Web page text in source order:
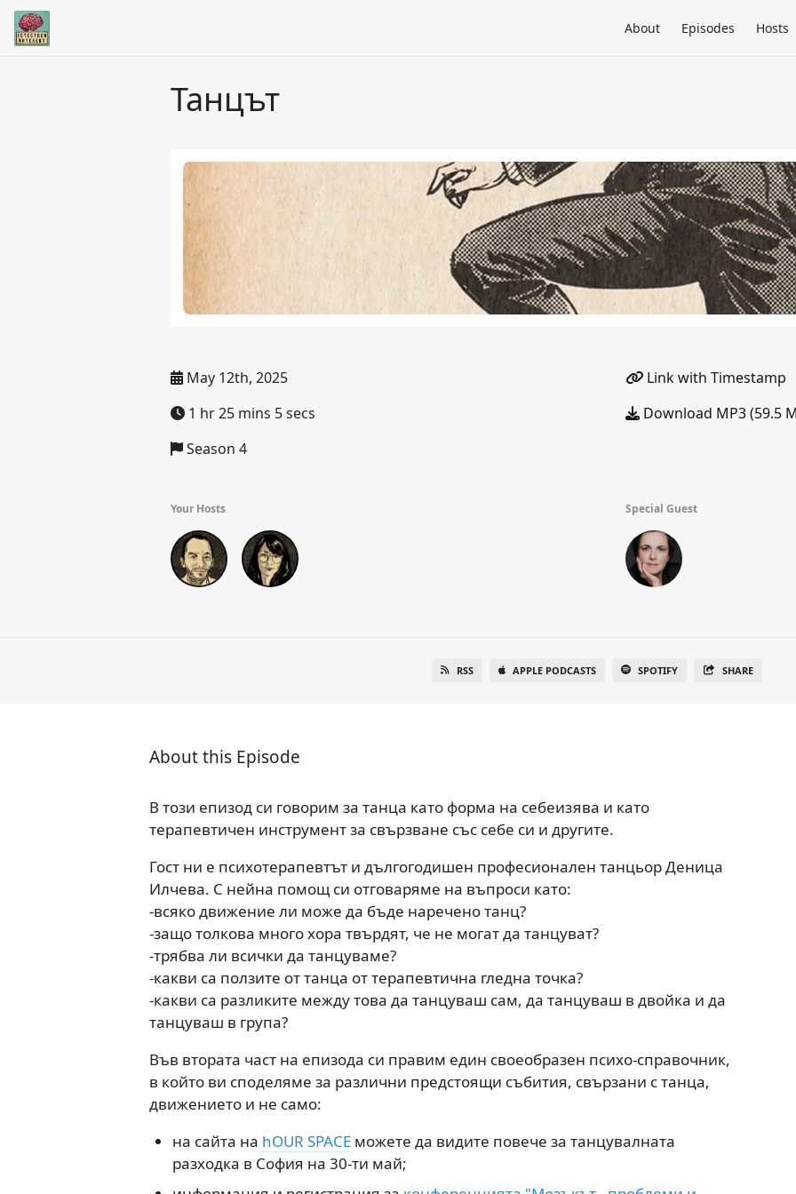
About Episodes Hosts
Танцът
May 12th, 2025
1 hr 25 mins 5 secs
Season 4
Link with Timestamp
Download MP3 (59.5
Your Hosts Special Guest
RSS APPLE PODCASTS SPOTIFY SHARE
About this Episode
В този епизод си говорим за танца като форма на себеизява и като
терапевтичен инструмент за свързване със себе си и другите.
Гост ни е психотерапевтът и дългогодишен професионален танцьор Деница
Илчева. С нейна помощ си отговаряме на въпроси като:
-всяко движение ли може да бъде наречено танц?
-защо толкова много хора твърдят, че не могат да танцуват?
-трябва ли всички да танцуваме?
-какви са ползите от танца от терапевтична гледна точка?
-какви са разликите между това да танцуваш сам, да танцуваш в двойка и да
танцуваш в група?
Във втората част на епизода си правим един своеобразен психо-справочник,
в който ви споделяме за различни предстоящи събития, свързани с танца,
движението и не само:
на сайта на hOUR SPACEможете да видите повече за танцувалната
разходка в София на 30-ти май;